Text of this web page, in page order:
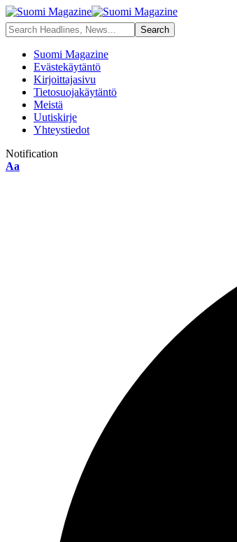
Suomi Magazine
Evästekäytäntö
Kirjoittajasivu
Tietosuojakäytäntö
Meistä
Uutiskirje
Yhteystiedot
Notification
Font
Aa